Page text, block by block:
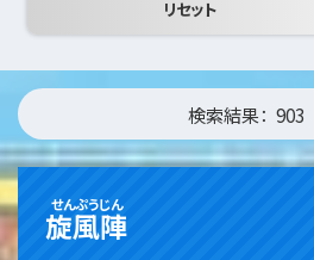
検索結果： 903
旋風陣
せんぷうじん